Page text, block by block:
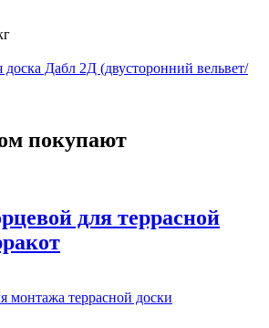
доска Дабл 2Д (двусторонний вельвет/
покупают
для террасной